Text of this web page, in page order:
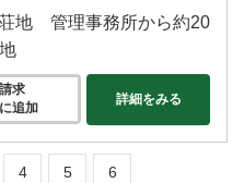
地 管理事務所から約20
求
追加
詳細をみる
4 5 6